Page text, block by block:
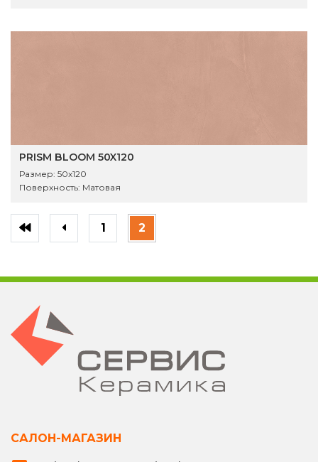
PRISM BLOOM 50X120
Размер: 50x120
Поверхность: Матовая
1 2
САЛОН-МАГАЗИН